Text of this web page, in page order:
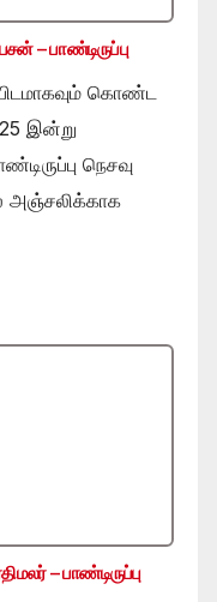
– பாண்டிருப்பு
கொண்ட
இன்று
நெசவு
அஞ்சலிக்காக
– பாண்டிருப்பு